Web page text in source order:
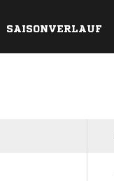
SAISONVERLAUF